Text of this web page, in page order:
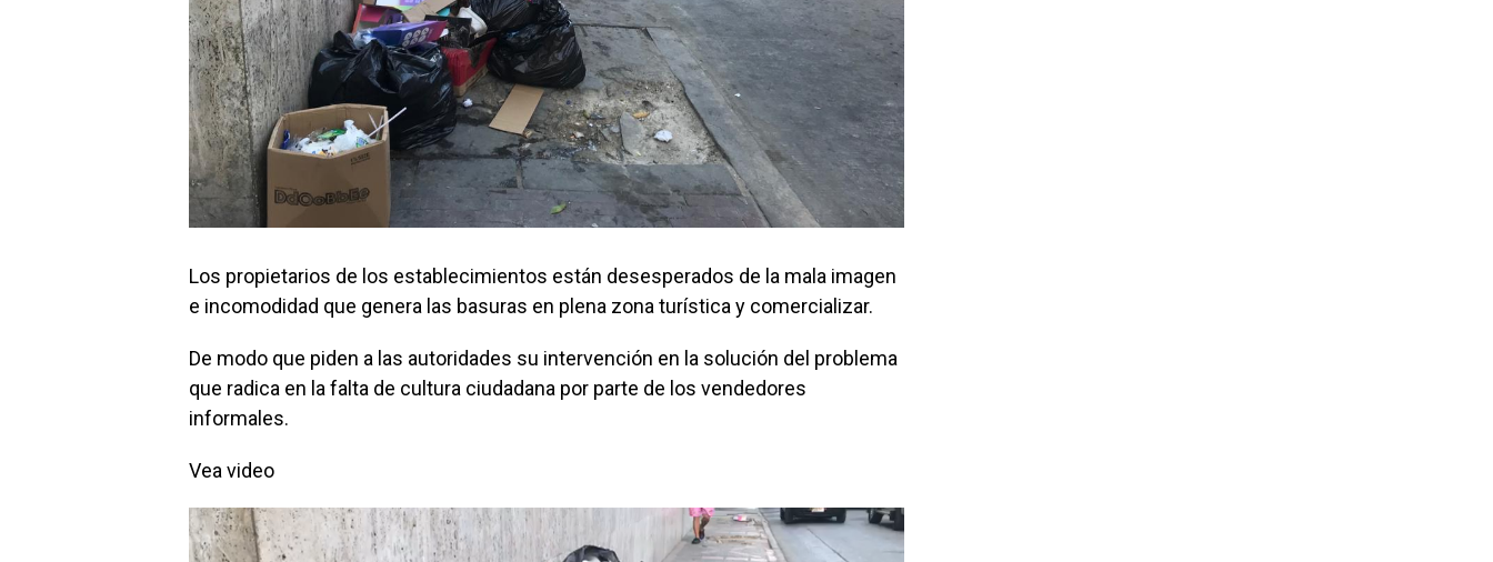
Los propietarios de los establecimientos están desesperados de la mala imagen
e incomodidad que genera las basuras en plena zona turística y comercializar.
De modo que piden a las autoridades su intervención en la solución del problema
que radica en la falta de cultura ciudadana por parte de los vendedores
informales.
Vea video